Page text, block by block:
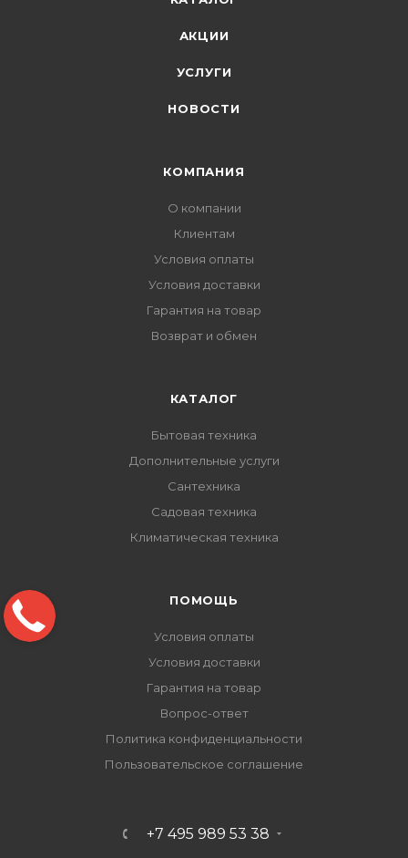
АКЦИИ
УСЛУГИ
НОВОСТИ
КОМПАНИЯ
О компании
Клиентам
Условия оплаты
Условия доставки
Гарантия на товар
Возврат и обмен
КАТАЛОГ
Бытовая техника
Дополнительные услуги
Сантехника
Садовая техника
Климатическая техника
ПОМОЩЬ
Условия оплаты
Условия доставки
Гарантия на товар
Вопрос-ответ
Политика конфиденциальности
Пользовательское соглашение
+7 495 989 53 38